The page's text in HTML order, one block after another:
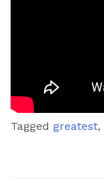
Tagged greatest,